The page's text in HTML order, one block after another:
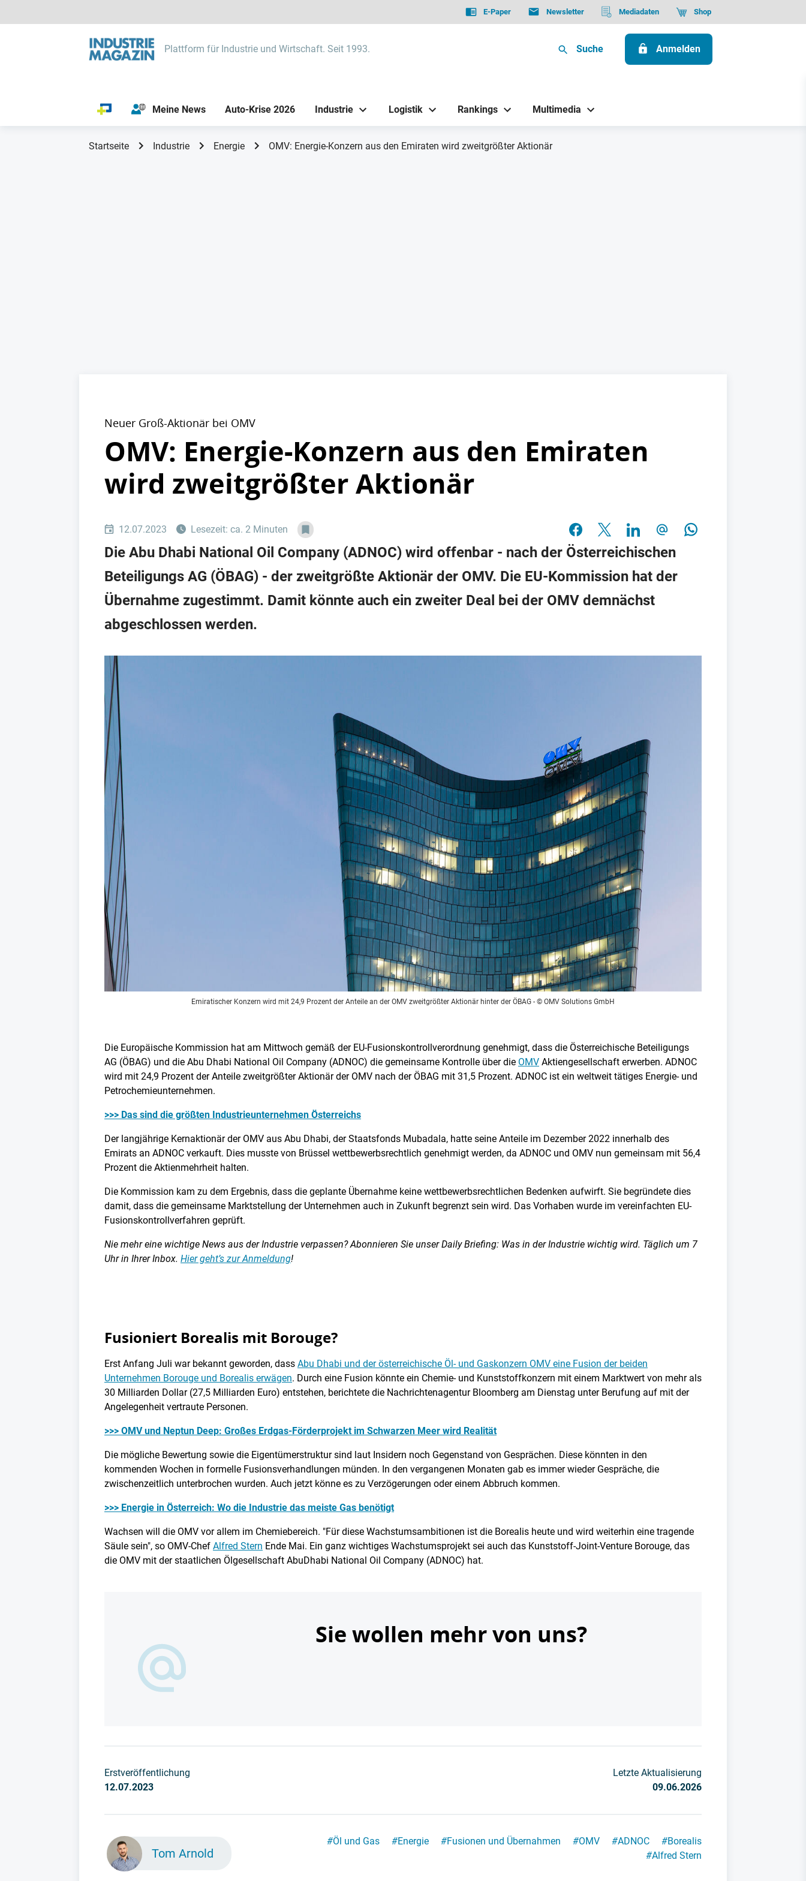
E-Paper Newsletter Mediadaten Shop
Plattform für Industrie und Wirtschaft. Seit 1993. Suche Anmelden
Meine News Auto-Krise 2026 Industrie Logistik Rankings Multimedia
Startseite Industrie Energie OMV: Energie-Konzern aus den Emiraten wird zweitgrößter Aktionär
Neuer Groß-Aktionär bei OMV
OMV: Energie-Konzern aus den Emiraten
wird zweitgrößter Aktionär
12.07.2023 Lesezeit: ca. 2 Minuten
Die Abu Dhabi National Oil Company (ADNOC) wird offenbar - nach der Österreichischen
Beteiligungs AG (ÖBAG) - der zweitgrößte Aktionär der OMV. Die EU-Kommission hat der
Übernahme zugestimmt. Damit könnte auch ein zweiter Deal bei der OMV demnächst
abgeschlossen werden.
Emiratischer Konzern wird mit 24,9 Prozent der Anteile an der OMV zweitgrößter Aktionär hinter der ÖBAG - © OMV Solutions GmbH
Die Europäische Kommission hat am Mittwoch gemäß der EU-Fusionskontrollverordnung genehmigt, dass die Österreichische Beteiligungs
AG (ÖBAG) und die Abu Dhabi National Oil Company (ADNOC) die gemeinsame Kontrolle über die OMV Aktiengesellschaft erwerben. ADNOC
wird mit 24,9 Prozent der Anteile zweitgrößter Aktionär der OMV nach der ÖBAG mit 31,5 Prozent. ADNOC ist ein weltweit tätiges Energie- und
Petrochemieunternehmen.
>>> Das sind die größten Industrieunternehmen Österreichs
Der langjährige Kernaktionär der OMV aus Abu Dhabi, der Staatsfonds Mubadala, hatte seine Anteile im Dezember 2022 innerhalb des
Emirats an ADNOC verkauft. Dies musste von Brüssel wettbewerbsrechtlich genehmigt werden, da ADNOC und OMV nun gemeinsam mit 56,4
Prozent die Aktienmehrheit halten.
Die Kommission kam zu dem Ergebnis, dass die geplante Übernahme keine wettbewerbsrechtlichen Bedenken aufwirft. Sie begründete dies
damit, dass die gemeinsame Marktstellung der Unternehmen auch in Zukunft begrenzt sein wird. Das Vorhaben wurde im vereinfachten EU-
Fusionskontrollverfahren geprüft.
Nie mehr eine wichtige News aus der Industrie verpassen? Abonnieren Sie unser Daily Briefing: Was in der Industrie wichtig wird. Täglich um 7
Uhr in Ihrer Inbox. Hier geht’s zur Anmeldung!
Fusioniert Borealis mit Borouge?
Erst Anfang Juli war bekannt geworden, dass Abu Dhabi und der österreichische Öl- und Gaskonzern OMV eine Fusion der beiden
Unternehmen Borouge und Borealis erwägen. Durch eine Fusion könnte ein Chemie- und Kunststoffkonzern mit einem Marktwert von mehr als
30 Milliarden Dollar (27,5 Milliarden Euro) entstehen, berichtete die Nachrichtenagentur Bloomberg am Dienstag unter Berufung auf mit der
Angelegenheit vertraute Personen.
>>> OMV und Neptun Deep: Großes Erdgas-Förderprojekt im Schwarzen Meer wird Realität
Die mögliche Bewertung sowie die Eigentümerstruktur sind laut Insidern noch Gegenstand von Gesprächen. Diese könnten in den
kommenden Wochen in formelle Fusionsverhandlungen münden. In den vergangenen Monaten gab es immer wieder Gespräche, die
zwischenzeitlich unterbrochen wurden. Auch jetzt könne es zu Verzögerungen oder einem Abbruch kommen.
>>> Energie in Österreich: Wo die Industrie das meiste Gas benötigt
Wachsen will die OMV vor allem im Chemiebereich. "Für diese Wachstumsambitionen ist die Borealis heute und wird weiterhin eine tragende
Säule sein", so OMV-Chef Alfred Stern Ende Mai. Ein ganz wichtiges Wachstumsprojekt sei auch das Kunststoff-Joint-Venture Borouge, das
die OMV mit der staatlichen Ölgesellschaft AbuDhabi National Oil Company (ADNOC) hat.
Sie wollen mehr von uns?
Erstveröffentlichung
12.07.2023
Letzte Aktualisierung
09.06.2026
Tom Arnold
#Öl und Gas #Energie #Fusionen und Übernahmen #OMV #ADNOC #Borealis
#Alfred Stern